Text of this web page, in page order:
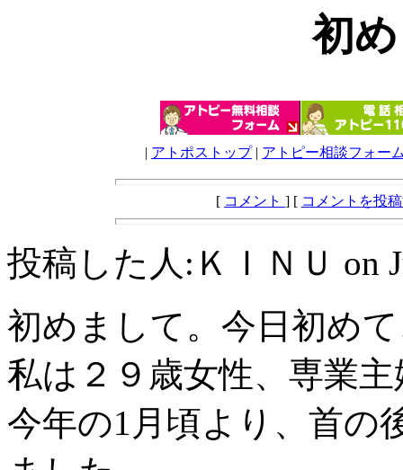
初
| アトポストップ| アトピー相談フォー
[ コメント ] [ コメントを投
投稿した人:ＫＩＮＵ on
初めまして。今日初め
私は２９歳女性、専業
今年の1月頃より、首の